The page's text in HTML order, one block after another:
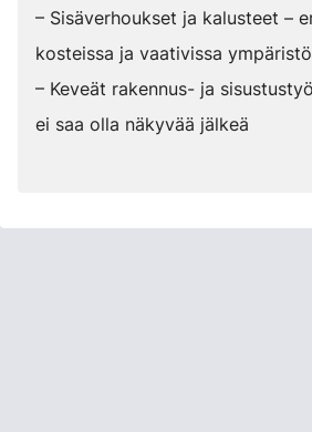
– Sisäverhoukset ja kalusteet –
kosteissa ja vaativissa
– Keveät rakennus- ja
ei saa olla näkyvää jälkeä